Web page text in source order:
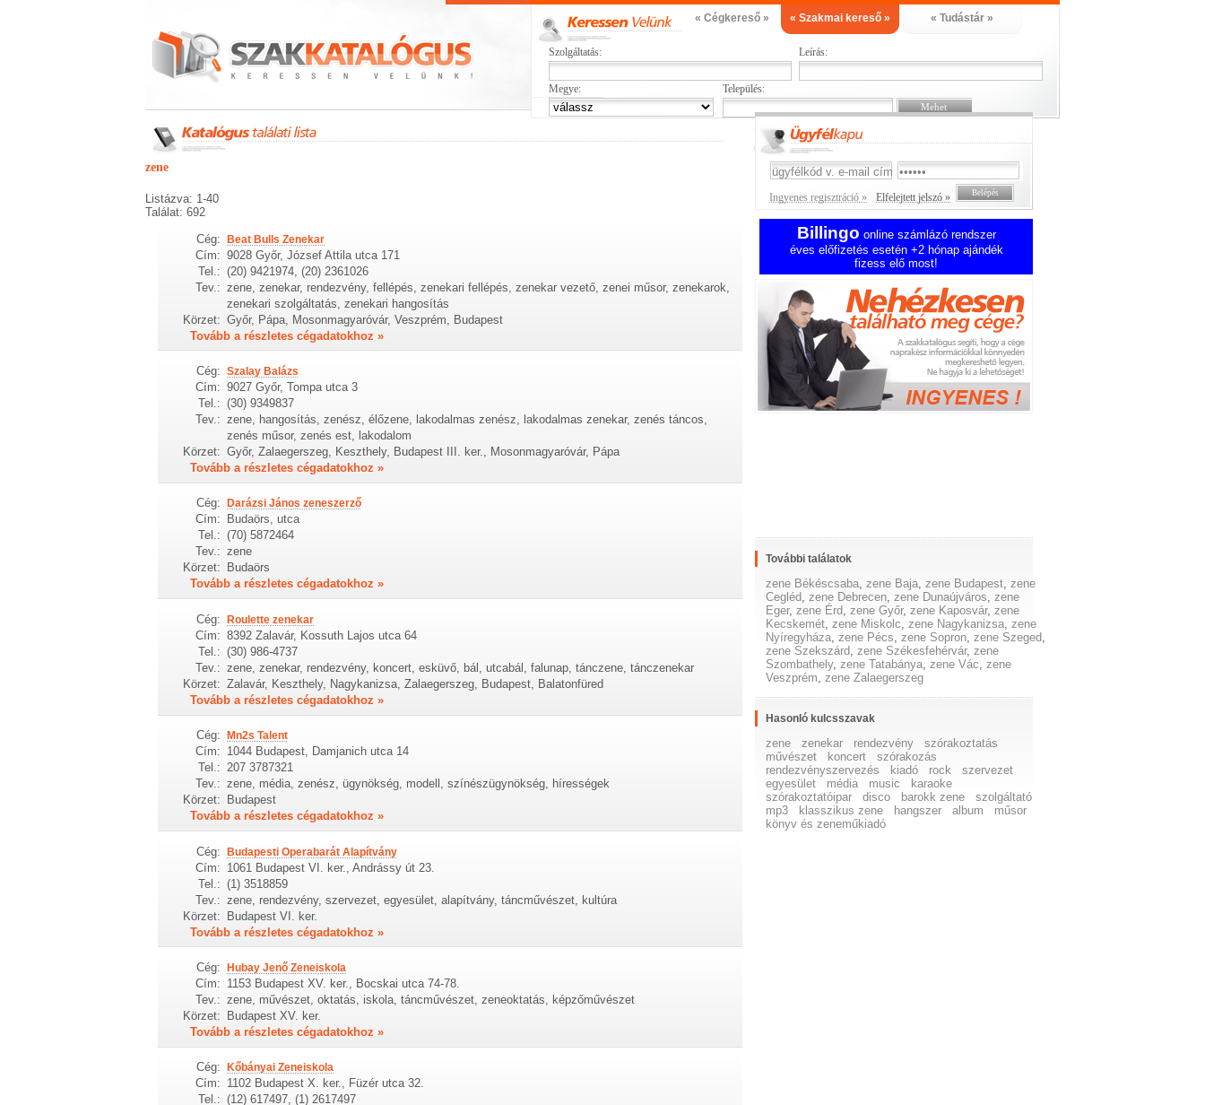
« Cégkereső » « Szakmai kereső » « Tudástár »
Szolgáltatás: Leírás:
Megye: Település:
zene
Listázva: 1-40
Találat: 692
Cég: Beat Bulls Zenekar
Cím: 9028 Győr, József Attila utca 171
Tel.: (20) 9421974, (20) 2361026
Tev.: zene, zenekar, rendezvény, fellépés, zenekari fellépés, zenekar vezető, zenei műsor, zenekarok,
zenekari szolgáltatás, zenekari hangosítás
Körzet: Győr, Pápa, Mosonmagyaróvár, Veszprém, Budapest
Tovább a részletes cégadatokhoz »
Cég: Szalay Balázs
Cím: 9027 Győr, Tompa utca 3
Tel.: (30) 9349837
Tev.: zene, hangosítás, zenész, élőzene, lakodalmas zenész, lakodalmas zenekar, zenés táncos,
zenés műsor, zenés est, lakodalom
Körzet: Győr, Zalaegerszeg, Keszthely, Budapest III. ker., Mosonmagyaróvár, Pápa
Tovább a részletes cégadatokhoz »
Cég: Darázsi János zeneszerző
Cím:
Budaörs, utca
Tel.: (70) 5872464
Tev.: zene
Körzet:
Budaörs
Tovább a részletes cégadatokhoz »
Cég: Roulette zenekar
Cím: 8392 Zalavár, Kossuth Lajos utca 64
Tel.: (30) 986-4737
Tev.: zene, zenekar, rendezvény, koncert, esküvő, bál, utcabál, falunap, tánczene, tánczenekar
Körzet: Zalavár, Keszthely, Nagykanizsa, Zalaegerszeg, Budapest, Balatonfüred
Tovább a részletes cégadatokhoz »
Cég: Mn2s Talent
Cím: 1044 Budapest, Damjanich utca 14
Tel.: 207 3787321
Tev.: zene, média, zenész, ügynökség, modell, színészügynökség, hírességek
Körzet:
Budapest
Tovább a részletes cégadatokhoz »
Cég: Budapesti Operabarát Alapítvány
Cím: 1061 Budapest VI. ker., Andrássy út 23.
Tel.: (1) 3518859
Tev.: zene, rendezvény, szervezet, egyesület, alapítvány, táncművészet, kultúra
Körzet: Budapest VI. ker.
Tovább a részletes cégadatokhoz »
Cég: Hubay Jenő Zeneiskola
Cím: 1153 Budapest XV. ker., Bocskai utca 74-78.
Tev.: zene, művészet, oktatás, iskola, táncművészet, zeneoktatás, képzőművészet
Körzet:
Budapest XV. ker.
Tovább a részletes cégadatokhoz »
Cég: Kőbányai Zeneiskola
Cím: 1102 Budapest X. ker., Füzér utca 32.
Tel.: (12) 617497, (1) 2617497
Ingyenes regisztráció » Elfelejtett jelszó »
Billingo online számlázó rendszer
éves előfizetés esetén +2 hónap ajándék
fizess elő most!
További találatok
zene Békéscsaba,zene Baja,zene Budapest,zene
Cegléd,zene Debrecen,zene Dunaújváros,zene
Eger,zene Érd,zene Győr,zene Kaposvár,zene
Kecskemét,zene Miskolc,zene Nagykanizsa,zene
Nyíregyháza,zene Pécs,zene Sopron,zene Szeged,
zene Szekszárd,zene Székesfehérvár,zene
Szombathely,zene Tatabánya,zene Vác,zene
Veszprém,zene Zalaegerszeg
Hasonló kulcsszavak
zene zenekar rendezvény
szórakoztatás
művészet
koncert
szórakozás
rendezvényszervezés
kiadó rock
szervezet
egyesület
média music
karaoke
szórakoztatóipar
disco barokk zene
szolgáltató
mp3
klasszikus zene hangszer album
műsor
könyv és zeneműkiadó